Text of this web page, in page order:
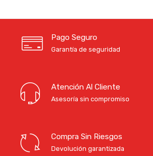
Pago Seguro
Garantía de seguridad
Atención Al Cliente
Asesoría sin compromiso
Compra Sin Riesgos
Devolución garantizada